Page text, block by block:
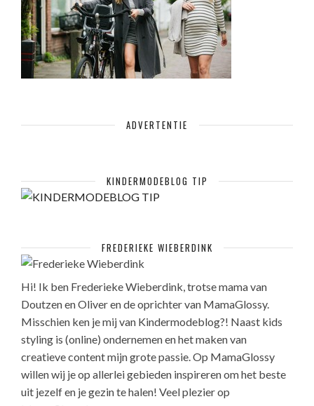
ADVERTENTIE
KINDERMODEBLOG TIP
FREDERIEKE WIEBERDINK
Hi! Ik ben Frederieke Wieberdink, trotse mama van
Doutzen en Oliver en de oprichter van MamaGlossy.
Misschien ken je mij van Kindermodeblog?! Naast kids
styling is (online) ondernemen en het maken van
creatieve content mijn grote passie. Op MamaGlossy
willen wij je op allerlei gebieden inspireren om het beste
uit jezelf en je gezin te halen! Veel plezier op